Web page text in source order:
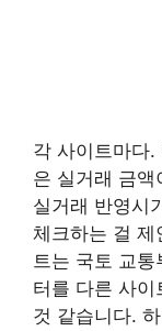
각 사이트마다
은 실거래 금
실거래 반영시
체크하는 걸 제
트는 국토 교통
터를 다른 사이
것 같습니다.